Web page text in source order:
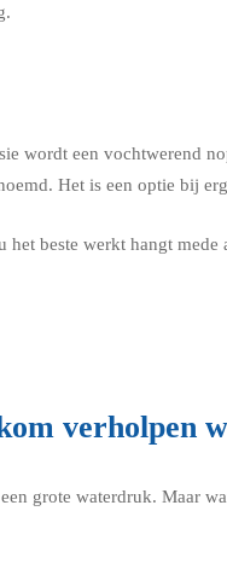
wordt een vochtwerend
Het is een optie bij
beste werkt hangt
verholpen
grote waterdruk. Maar